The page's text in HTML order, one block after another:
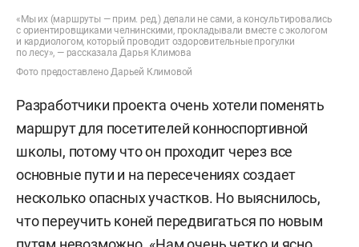
«Мы их (маршруты — прим. ред.) делали не сами, а консультировались
с ориентировщиками челнинскими, прокладывали вместе с экологом
и кардиологом, который проводит оздоровительные прогулки
по лесу», — рассказала Дарья Климова
Фото предоставлено Дарьей Климовой
Разработчики проекта очень хотели поменять
маршрут для посетителей конноспортивной
школы, потому что он проходит через все
основные пути и на пересечениях создает
несколько опасных участков. Но выяснилось,
что переучить коней передвигаться по новым